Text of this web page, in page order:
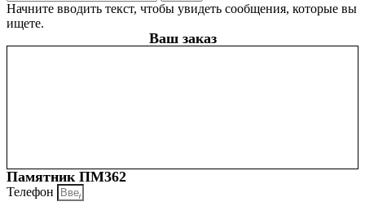
Начните вводить текст, чтобы увидеть сообщения, которые вы
ищете.
Ваш заказ
Памятник ПМ362
Телефон